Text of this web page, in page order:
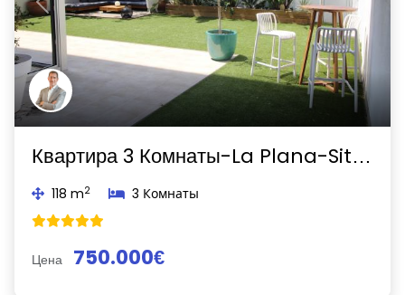
Previous Next
Квартира 3 Комнаты-La Plana-Sitges
118 m2 3 Комнаты
Цена 750.000€